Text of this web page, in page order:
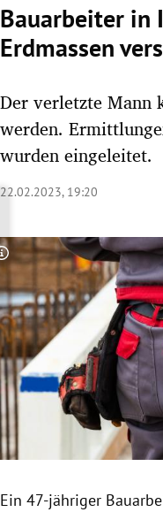
Untermenü
Untermenü
Untermenü
Untermenü
Untermenü
Untermenü
Untermenü
Bauarbeiter in
Erdmassen
Der verletzte Mann
werden.
wurden eingeleitet.
22.02.2023, 19:20
Copyright-Hinweis
Ein 47-jähriger